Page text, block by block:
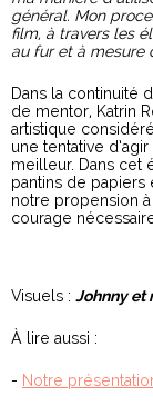
général. Mon
film, à travers les
au fur et à mesure
Dans la continuité
de mentor, Katrin
artistique
une tentative
meilleur. Dans cet
pantins de papiers
notre propension
courage
Visuels : Johnny et
À lire aussi :
- Notre